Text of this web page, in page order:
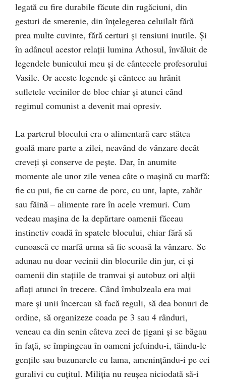
legată cu fire durabile făcute din rugăciuni, din
gesturi de smerenie, din înţelegerea celuilalt fără
prea multe cuvinte, fără certuri şi tensiuni inutile. Şi
în adâncul acestor relaţii lumina Athosul, învăluit de
legendele bunicului meu şi de cântecele profesorului
Vasile. Or aceste legende şi cântece au hrănit
sufletele vecinilor de bloc chiar şi atunci când
regimul comunist a devenit mai opresiv.
La parterul blocului era o alimentară care stătea
goală mare parte a zilei, neavând de vânzare decât
creveţi şi conserve de peşte. Dar, în anumite
momente ale unor zile venea câte o maşină cu marfă:
fie cu pui, fie cu carne de porc, cu unt, lapte, zahăr
sau făină – alimente rare în acele vremuri. Cum
vedeau maşina de la depărtare oamenii făceau
instinctiv coadă în spatele blocului, chiar fără să
cunoască ce marfă urma să fie scoasă la vânzare. Se
adunau nu doar vecinii din blocurile din jur, ci şi
oamenii din staţiile de tramvai şi autobuz ori alţii
aflaţi atunci în trecere. Când îmbulzeala era mai
mare şi unii încercau să facă reguli, să dea bonuri de
ordine, să organizeze coada pe 3 sau 4 rânduri,
veneau ca din senin câteva zeci de ţigani şi se băgau
în faţă, se împingeau în oameni jefuindu-i, tăindu-le
genţile sau buzunarele cu lama, ameninţându-i pe cei
guralivi cu cuţitul. Miliţia nu reuşea niciodată să-i